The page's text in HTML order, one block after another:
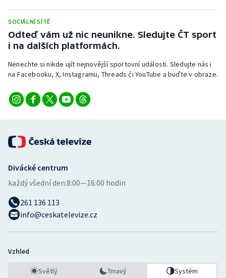
Olympijské hry
Plavání
Plážový volejbal
Short track
Stolní tenis
Triatlon
SOCIÁLNÍ SÍTĚ
Odteď vám už nic neunikne. Sledujte ČT sport
i na dalších platformách.
Nenechte si nikde ujít nejnovější sportovní události. Sledujte nás i
na Facebooku, X, Instagramu, Threads či YouTube a buďte v obraze.
Divácké centrum
každý všední den:8:00—16:00 hodin
261 136 113
info@ceskatelevize.cz
Vzhled
Světlý Tmavý Systém